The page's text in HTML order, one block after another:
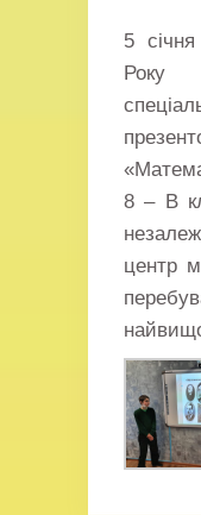
5
8 – В
центр